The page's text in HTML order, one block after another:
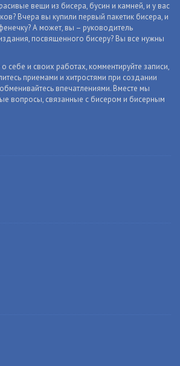
вещи из бисера, бусин и камней, и у вас
Вчера вы купили первый пакетик бисера, и
А может, вы – руководитель
посвященного бисеру? Вы все нужны
себе и своих работах, комментируйте записи,
приемами и хитростями при создании
впечатлениями. Вместе мы
вопросы, связанные с бисером и бисерным